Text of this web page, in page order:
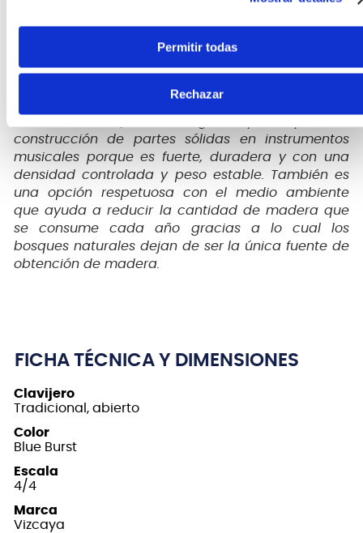
Permitir todas
Rechazar
construcción de partes sólidas en instrumentos
musicales porque es fuerte, duradera y con una
densidad controlada y peso estable. También es
una opción respetuosa con el medio ambiente
que ayuda a reducir la cantidad de madera que
se consume cada año gracias a lo cual los
bosques naturales dejan de ser la única fuente de
obtención de madera.
FICHA TÉCNICA Y DIMENSIONES
Clavijero
Tradicional, abierto
Color
Blue Burst
Escala
4/4
Marca
Vizcaya